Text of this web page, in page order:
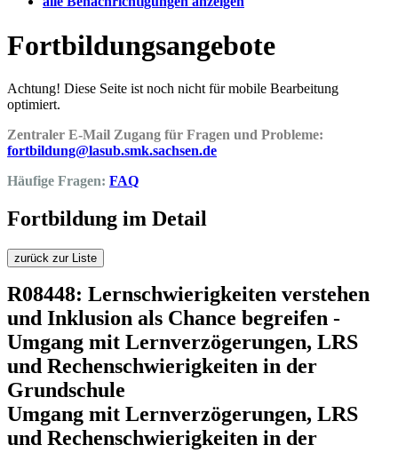
Fortbildungsangebote
Achtung! Diese Seite ist noch nicht für mobile Bearbeitung
optimiert.
Zentraler E-Mail Zugang für Fragen und Probleme:
fortbildung@lasub.smk.sachsen.de
Häufige Fragen: FAQ
Fortbildung im Detail
zurück zur Liste
R08448: Lernschwierigkeiten verstehen
und Inklusion als Chance begreifen -
Umgang mit Lernverzögerungen, LRS
und Rechenschwierigkeiten in der
Grundschule
Umgang mit Lernverzögerungen, LRS
und Rechenschwierigkeiten in der